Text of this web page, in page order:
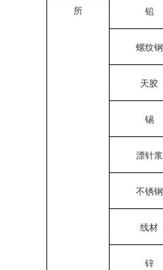
所
铅
螺纹钢
天胶
锡
漂针浆
不锈钢
线材
锌